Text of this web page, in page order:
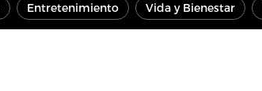
Entretenimiento Vida y Bienestar